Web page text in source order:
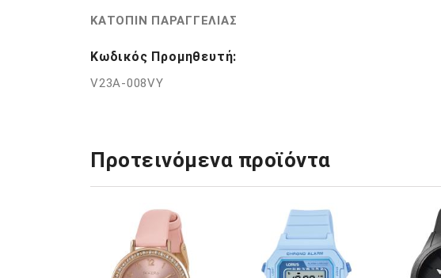
ΚΑΤΟΠΙΝ ΠΑΡΑΓΓΕΛΙΑΣ
Κωδικός Προμηθευτή:
V23A-008VY
Προτεινόμενα προϊόντα